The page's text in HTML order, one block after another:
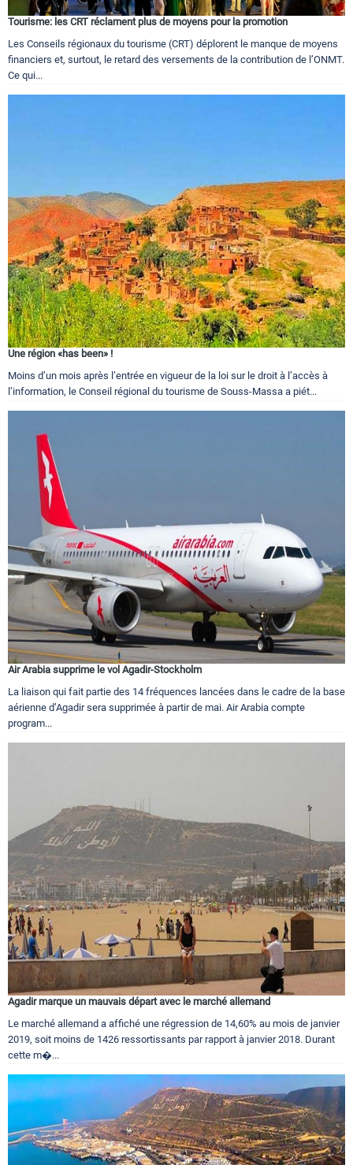
Tourisme: les CRT réclament plus de moyens pour la promotion
Les Conseils régionaux du tourisme (CRT) déplorent le manque de moyens
financiers et, surtout, le retard des versements de la contribution de l’ONMT.
Ce qui...
Une région «has been» !
Moins d’un mois après l’entrée en vigueur de la loi sur le droit à l’accès à
l’information, le Conseil régional du tourisme de Souss-Massa a piét...
Air Arabia supprime le vol Agadir-Stockholm
La liaison qui fait partie des 14 fréquences lancées dans le cadre de la base
aérienne d’Agadir sera supprimée à partir de mai. Air Arabia compte
program...
Agadir marque un mauvais départ avec le marché allemand
Le marché allemand a affiché une régression de 14,60% au mois de janvier
2019, soit moins de 1426 ressortissants par rapport à janvier 2018. Durant
cette m�...